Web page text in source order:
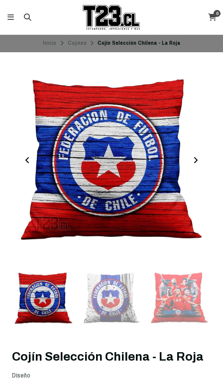
0
Inicio Cojines Cojín Selección Chilena - La Roja
Cojín Selección Chilena - La Roja
Diseño